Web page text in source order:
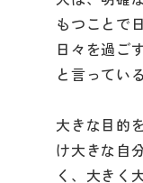
もつことで
日々を過ご
と言ってい
大きな目的
け大きな自
く、大きく